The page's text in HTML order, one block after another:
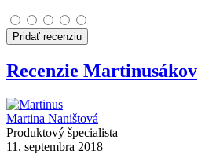
Pridať recenziu
Recenzie Martinusákov
Martina Naništová
Produktový špecialista
11. septembra 2018